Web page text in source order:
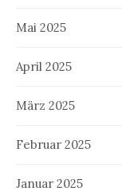
Mai 2025
April 2025
März 2025
Februar 2025
Januar 2025